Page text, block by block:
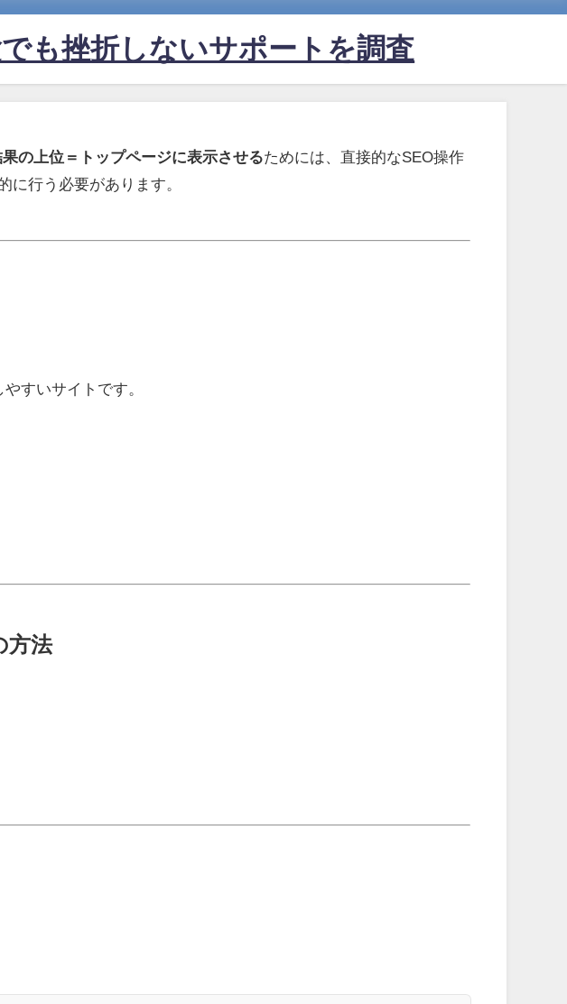
も挫折しないサポートを調査
の上位＝トップページに表示させるためには、直接的なSEO操作
に行う必要があります。
すいサイトです。
方法